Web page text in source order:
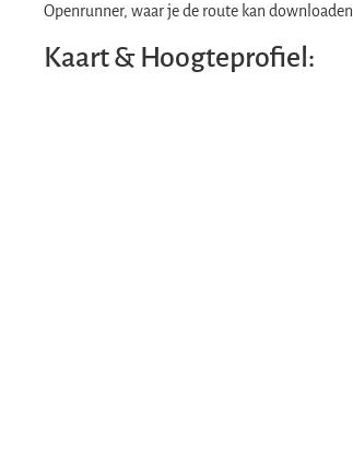
Openrunner, waar je de route kan downloaden.
Kaart & Hoogteprofiel: